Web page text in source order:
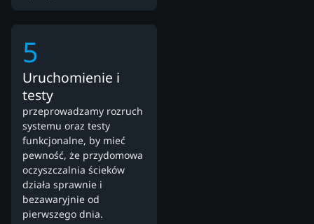
5
Uruchomienie i
testy
przeprowadzamy rozruch
systemu oraz testy
funkcjonalne, by mieć
pewność, że przydomowa
oczyszczalnia ścieków
działa sprawnie i
bezawaryjnie od
pierwszego dnia.